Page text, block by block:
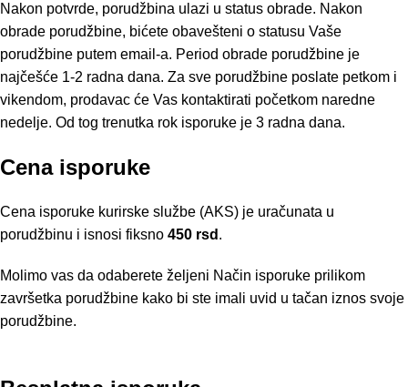
Nakon potvrde, porudžbina ulazi u status obrade. Nakon
obrade porudžbine, bićete obavešteni o statusu Vaše
porudžbine putem email-a. Period obrade porudžbine je
najčešće 1-2 radna dana. Za sve porudžbine poslate petkom i
vikendom, prodavac će Vas kontaktirati početkom naredne
nedelje. Od tog trenutka rok isporuke je 3 radna dana.
Cena isporuke
Cena isporuke kurirske službe (AKS) je uračunata u
porudžbinu i isnosi fiksno 450 rsd .
Molimo vas da odaberete željeni Način isporuke prilikom
završetka porudžbine kako bi ste imali uvid u tačan iznos svoje
porudžbine.